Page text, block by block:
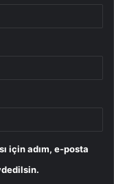
için adım, e-posta